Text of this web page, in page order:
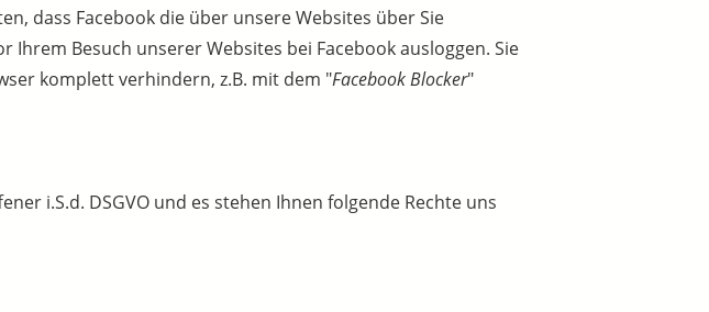
dass Facebook die über unsere Websites über Sie
Besuch unserer Websites bei Facebook ausloggen. Sie
komplett verhindern, z.B. mit dem "Facebook Blocker"
i.S.d. DSGVO und es stehen Ihnen folgende Rechte uns